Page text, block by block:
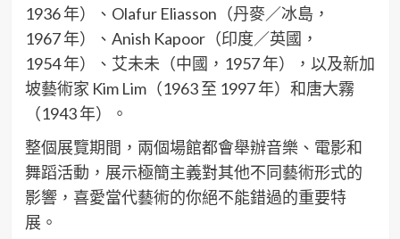
1936 年）、Olafur Eliasson（丹麥／冰島，
1967 年）、Anish Kapoor（印度／英國，
1954 年）、艾未未（中國，1957 年），以及新加
坡藝術家 Kim Lim（1963 至 1997 年）和唐大霧
（1943 年）。
整個展覽期間，兩個場館都會舉辦音樂、電影和
舞蹈活動，展示極簡主義對其他不同藝術形式的
影響，喜愛當代藝術的你絕不能錯過的重要特
展。